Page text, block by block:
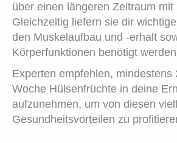
über einen längeren Zeitraum mit
Gleichzeitig liefern sie dir
den Muskelaufbau und -erhalt
Körperfunktionen benötigt
Experten empfehlen, mindestens
Woche Hülsenfrüchte in deine
aufzunehmen, um von diesen
Gesundheitsvorteilen zu